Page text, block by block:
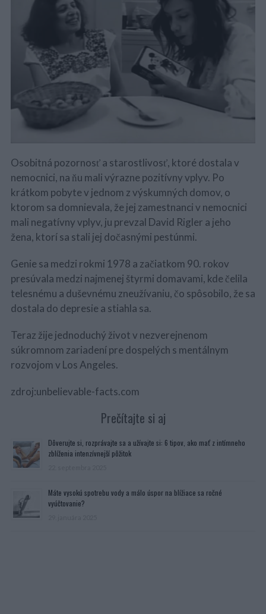
Osobitná pozornosť a starostlivosť, ktoré dostala v
nemocnici, na ňu mali výrazne pozitívny vplyv. Po
krátkom pobyte v jednom z výskumných domov, o
ktorom sa domnievala, že jej zamestnanci v nemocnici
mali negatívny vplyv, ju prevzal David Rigler a jeho
žena, ktorí sa stali jej dočasnými pestúnmi.
Genie sa medzi rokmi 1978 a začiatkom 90. rokov
presúvala medzi najmenej štyrmi domavami, kde čelila
telesnému a duševnému zneužívaniu, čo spôsobilo, že sa
dostala do depresie a stiahla sa.
Teraz žije jednoduchý život v nezverejnenom
súkromnom zariadení pre dospelých s mentálnym
rozvojom v Los Angeles.
zdroj:unbelievable-facts.com
Prečítajte si aj
Dôverujte si, rozprávajte sa a užívajte si: 6 tipov, ako mať z intímneho
zblíženia intenzívnejší pôžitok
Máte vysokú spotrebu vody a málo úspor na blížiace sa ročné
vyúčtovanie?